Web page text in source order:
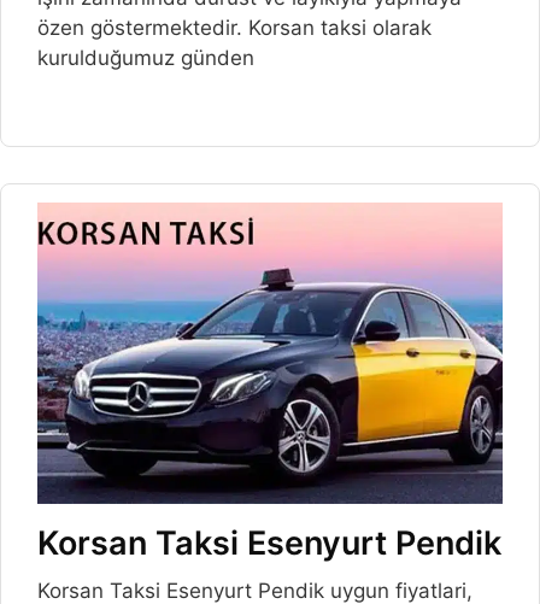
özen göstermektedir. Korsan taksi olarak
kurulduğumuz günden
Korsan Taksi Esenyurt Pendik
Korsan Taksi Esenyurt Pendik uygun fiyatlari,